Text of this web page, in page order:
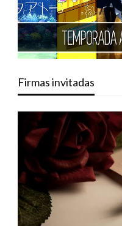
Firmas invitadas